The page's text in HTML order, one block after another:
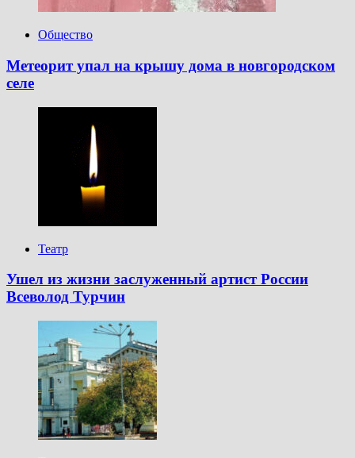
Общество
Метеорит упал на крышу дома в новгородском
селе
Театр
Ушел из жизни заслуженный артист России
Всеволод Турчин